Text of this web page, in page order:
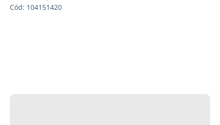
Cód: 104151420